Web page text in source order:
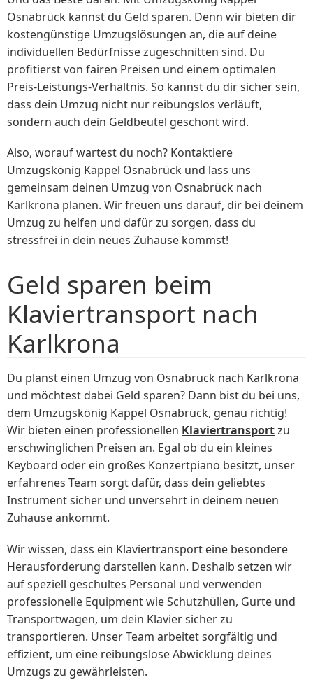
Osnabrück kannst du Geld sparen. Denn wir bieten dir
kostengünstige Umzugslösungen an, die auf deine
individuellen Bedürfnisse zugeschnitten sind. Du
profitierst von fairen Preisen und einem optimalen
Preis-Leistungs-Verhältnis. So kannst du dir sicher sein,
dass dein Umzug nicht nur reibungslos verläuft,
sondern auch dein Geldbeutel geschont wird.
Also, worauf wartest du noch? Kontaktiere
Umzugskönig Kappel Osnabrück und lass uns
gemeinsam deinen Umzug von Osnabrück nach
Karlkrona planen. Wir freuen uns darauf, dir bei deinem
Umzug zu helfen und dafür zu sorgen, dass du
stressfrei in dein neues Zuhause kommst!
Geld sparen beim
Klaviertransport nach
Karlkrona
Du planst einen Umzug von Osnabrück nach Karlkrona
und möchtest dabei Geld sparen? Dann bist du bei uns,
dem Umzugskönig Kappel Osnabrück, genau richtig!
Wir bieten einen professionellen Klaviertransportzu
erschwinglichen Preisen an. Egal ob du ein kleines
Keyboard oder ein großes Konzertpiano besitzt, unser
erfahrenes Team sorgt dafür, dass dein geliebtes
Instrument sicher und unversehrt in deinem neuen
Zuhause ankommt.
Wir wissen, dass ein Klaviertransport eine besondere
Herausforderung darstellen kann. Deshalb setzen wir
auf speziell geschultes Personal und verwenden
professionelle Equipment wie Schutzhüllen, Gurte und
Transportwagen, um dein Klavier sicher zu
transportieren. Unser Team arbeitet sorgfältig und
effizient, um eine reibungslose Abwicklung deines
Umzugs zu gewährleisten.